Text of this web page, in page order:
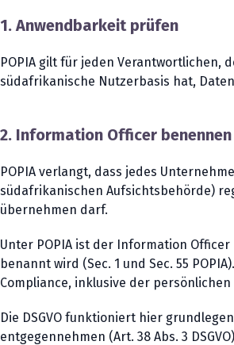
1. Anwendbarkeit prüfen
POPIA gilt für jeden Verantwortlichen,
südafrikanische Nutzerbasis hat,
2. Information Officer benennen
POPIA verlangt, dass jedes
südafrikanischen Aufsichtsbehörde)
übernehmen darf.
Unter POPIA ist der Information
benannt wird (Sec. 1 und Sec. 55
Compliance, inklusive der
Die DSGVO funktioniert hier
entgegennehmen (Art. 38 Abs. 3